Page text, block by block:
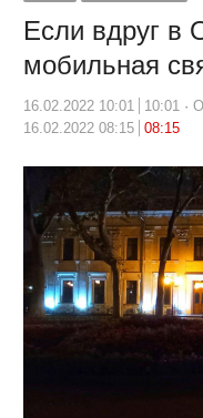
Если вдруг в
мобильная
16.02.2022 10:01 10:01
16.02.2022 08:15
08:15